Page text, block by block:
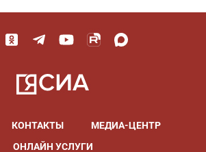
КОНТАКТЫ
МЕДИА-ЦЕНТР
ОНЛАЙН УСЛУГИ